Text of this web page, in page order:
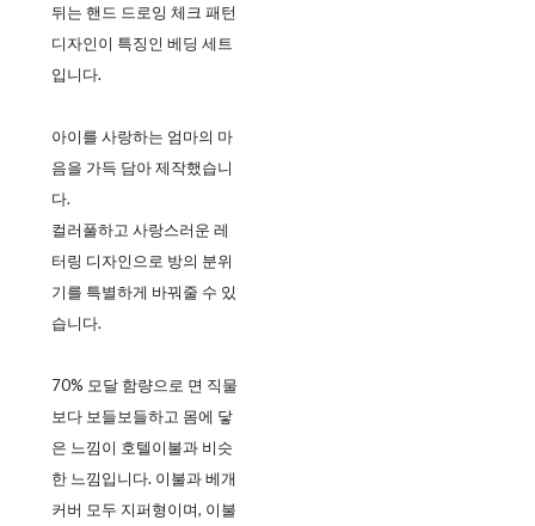
뒤는 핸드 드로잉 체크 패턴
디자인이 특징인 베딩 세트
입니다.
아이를 사랑하는 엄마의 마
음을 가득 담아 제작했습니
다.
컬러풀하고 사랑스러운 레
터링 디자인으로 방의 분위
기를 특별하게 바꿔줄 수 있
습니다.
70% 모달 함량으로 면 직물
보다 보들보들하고 몸에 닿
은 느낌이 호텔이불과 비슷
한 느낌입니다. 이불과 베개
커버 모두 지퍼형이며, 이불